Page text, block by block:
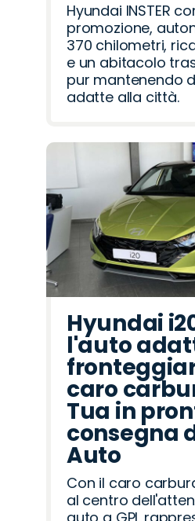
Hyundai INSTER
promozione,
370 chilometri,
e un abitacolo
pur mantenendo
adatte alla città.
Hyundai
l'auto
caro
Tua in
consegna
Auto
Con il caro
al centro